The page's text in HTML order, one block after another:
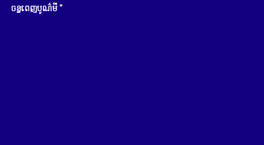
ចន្ទពេញបូណ៌មី "